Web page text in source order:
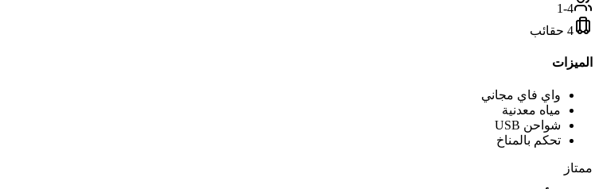
1-4
4 حقائب
الميزات
واي فاي مجاني
مياه معدنية
شواحن USB
تحكم بالمناخ
ممتاز